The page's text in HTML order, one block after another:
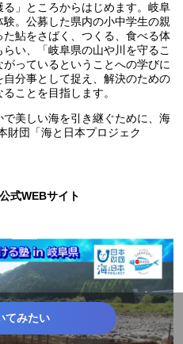
」ところからはじめます。岐阜
。公募した県内の小中学生の親
鮎をさばく、つくる、食べる体
い、「岐阜県の山や川を守るこ
っているということへの学びに
分事として捉え、解決のための
ことを目指します。
美しい海を引き継ぐために、海
財団「海と日本プロジェク
式WEBサイト
てみたい